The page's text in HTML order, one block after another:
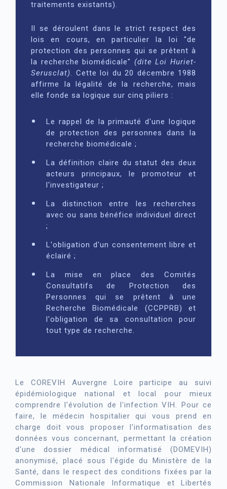
traitements existants).
Il se déroulent dans le strict respect des
lois en cours, en particulier la loi "de
protection des personnes qui se prêtent à
la recherche biomédicale" (dite Loi Huriet-
Serusclat). Cette loi du 20 décembre 1988
affirme la légalité de la recherche, mais
elle fonde sa logique sur cinq piliers :
Le rappel de la primauté d'une logique
de protection des personnes dans la
recherche biomédicale ;
La définition claire du statut des deux
acteurs principaux, le promoteur et
l'investigateur ;
La distinction entre les recherches
avec ou sans bénéfice individuel direct
;
L'obligation d'un consentement libre et
éclairé ;
La mise en place des Comités
Consultatifs de Protection des
Personnes qui se prêtent à une
Recherche Biomédicale (CCPPRB) et
l'obligation de sa consultation pour
tout type de recherche.
Le COREVIH Auvergne Loire participe au suivi
épidémiologique national et local pour mieux
comprendre l'évolution de l'infection VIH. Pour ce
faire, le médecin hospitalier qui vous prend en
charge doit vous proposer l'informatisation des
données vous concernant, permettant la création
d'une dossier médical informatisé (DOMEVIH)
anonymisé, placé sous l'égide du Ministère de la
Santé, dans le respect des conditions fixées par la
Commission Nationale Informatique et Libertés